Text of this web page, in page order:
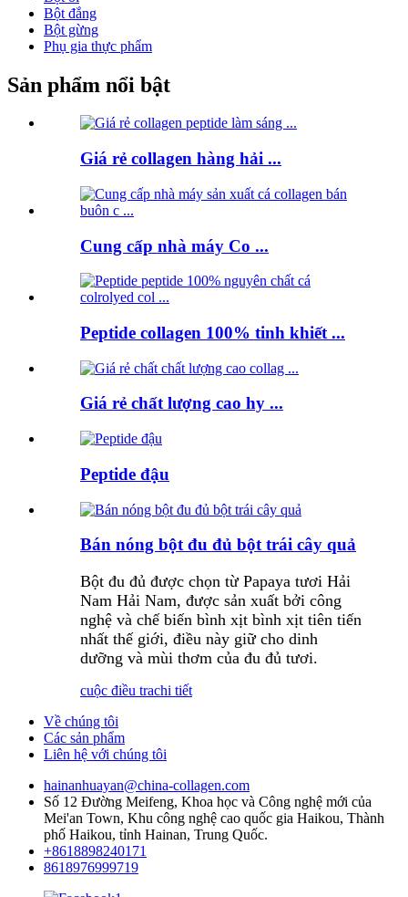
Bột đắng
Bột gừng
Phụ gia thực phẩm
Sản phẩm nổi bật
Giá rẻ collagen hàng hải ...
Cung cấp nhà máy Co ...
Peptide collagen 100% tinh khiết ...
Giá rẻ chất lượng cao hy ...
Peptide đậu
Bán nóng bột đu đủ bột trái cây quả
Bột đu đủ được chọn từ Papaya tươi Hải
Nam Hải Nam, được sản xuất bởi công
nghệ và chế biến bình xịt bình xịt tiên tiến
nhất thế giới, điều này giữ cho dinh
dưỡng và mùi thơm của đu đủ tươi.
cuộc điều trachi tiết
Về chúng tôi
Các sản phẩm
Liên hệ với chúng tôi
hainanhuayan@china-collagen.com
Số 12 Đường Meifeng, Khoa học và Công nghệ mới của
Mei'an Town, Khu công nghệ cao quốc gia Haikou, Thành
phố Haikou, tỉnh Hainan, Trung Quốc.
+8618898240171
8618976999719